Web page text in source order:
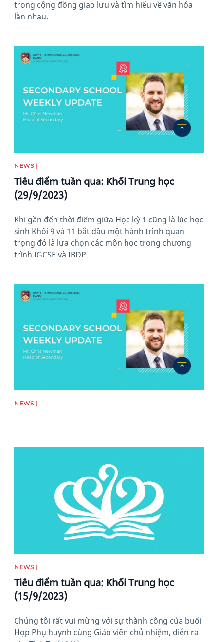
trong cộng đồng giao lưu và tìm hiểu về văn hóa
lẫn nhau.
News image
NEWS |
Tiêu điểm tuần qua: Khối Trung học
(29/9/2023)
Khi gần đến thời điểm giữa Học kỳ 1 cũng là lúc học
sinh Khối 9 và 11 bắt đầu một hành trình quan
trọng đó là lựa chọn các môn học trong chương
trình IGCSE và IBDP.
News image
NEWS |
NEWS |
Tiêu điểm tuần qua: Khối Trung học
(15/9/2023)
Chúng tôi rất vui mừng với sự thành công của buổi
Họp Phụ huynh cùng Giáo viên chủ nhiệm, diễn ra